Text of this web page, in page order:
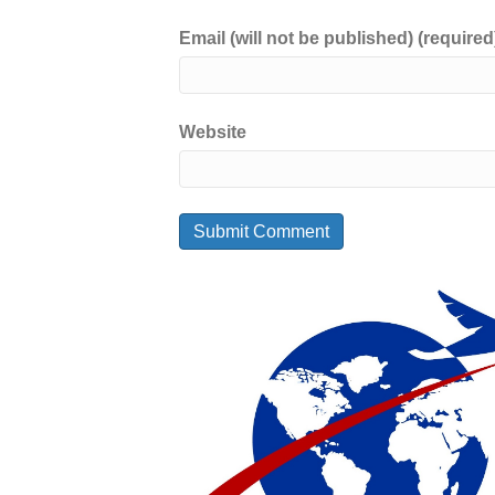
Email (will not be published)
Website